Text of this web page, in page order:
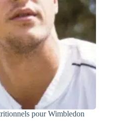
pour Wimbledon